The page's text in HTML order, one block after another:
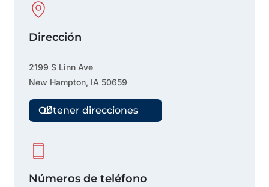
Physical Location
Dirección
2199 S Linn Ave
New Hampton, IA 50659
Obtener direcciones
Números de teléfono